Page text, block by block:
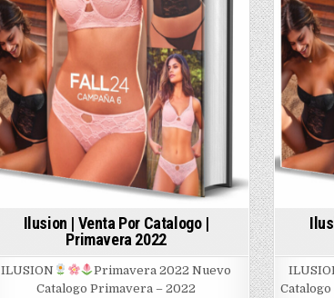
Ilusion | Venta Por Catalogo |
Primavera 2022
ILUSION
Primavera 2022 Nuevo
Catalogo Primavera – 2022